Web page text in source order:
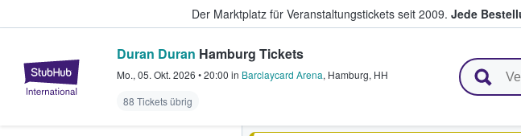
Der Marktplatz für Veranstaltungstickets seit 2009. Jede
StubHub - Wo Fans Tickets kaufen & verkaufen
Duran Duran Hamburg Tickets
Mo., 05. Okt. 2026 •20:00 in Barclaycard Arena, Hamburg, HH
88 Tickets übrig